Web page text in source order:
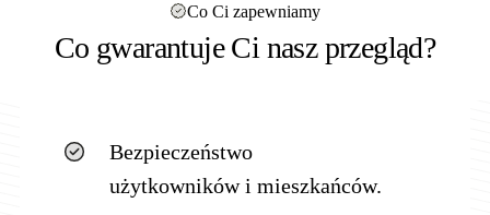
Co Ci zapewniamy
Co gwarantuje Ci nasz przegląd?
Bezpieczeństwo
użytkowników i mieszkańców.